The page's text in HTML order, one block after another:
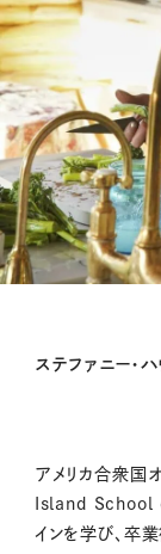
ステファニー
アメリカ合衆国
Island School
インを学び、卒